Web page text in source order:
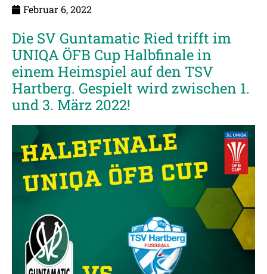
Februar 6, 2022
Die SV Guntamatic Ried trifft im
UNIQA ÖFB Cup Halbfinale in
einem Heimspiel auf den TSV
Hartberg. Gespielt wird zwischen 1.
und 3. März 2022!